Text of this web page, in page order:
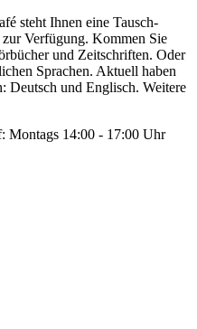
steht Ihnen eine Tausch-
Verfügung. Kommen Sie
und Zeitschriften. Oder
Sprachen. Aktuell haben
Deutsch und Englisch. Weitere
Montags 14:00 - 17:00 Uhr